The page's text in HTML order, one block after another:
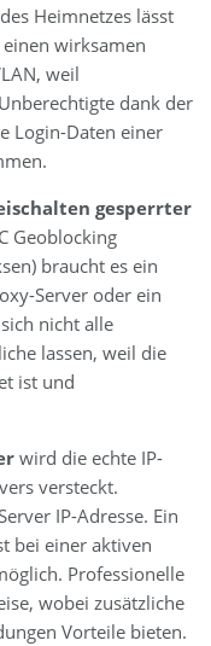
Heimnetzes lässt
wirksamen
weil
dank der
Login-Daten einer
gesperrter
Geoblocking
braucht es ein
Server oder ein
nicht alle
lassen, weil die
ist und
wird die echte IP-
versteckt.
IP-Adresse. Ein
bei einer aktiven
Professionelle
wobei zusätzliche
Vorteile bieten.